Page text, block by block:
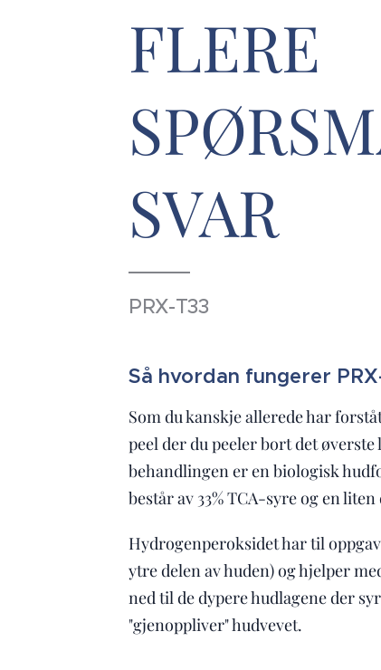
FLERE
SVAR
PRX-T33
Så hvordan fungerer
Som du kanskje allerede har
peel der du peeler bort det øverste
behandlingen er en biologisk
består av 33% TCA-syre og en
Hydrogenperoksidet har til
ytre delen av huden) og hjelper
ned til de dypere hudlagene der
"gjenoppliver" hudvevet.